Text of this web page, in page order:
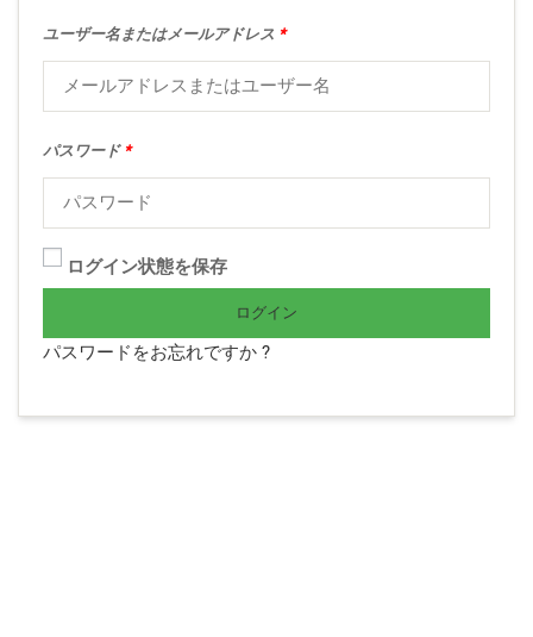
ユーザー名またはメールアドレス *
パスワード *
ログイン状態を保存
ログイン
パスワードをお忘れですか ?